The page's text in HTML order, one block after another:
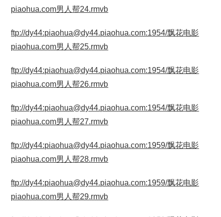
piaohua.com男人帮24.rmvb
ftp://dy44:piaohua@dy44.piaohua.com:1954/飘花电影
piaohua.com男人帮25.rmvb
ftp://dy44:piaohua@dy44.piaohua.com:1954/飘花电影
piaohua.com男人帮26.rmvb
ftp://dy44:piaohua@dy44.piaohua.com:1954/飘花电影
piaohua.com男人帮27.rmvb
ftp://dy44:piaohua@dy44.piaohua.com:1959/飘花电影
piaohua.com男人帮28.rmvb
ftp://dy44:piaohua@dy44.piaohua.com:1959/飘花电影
piaohua.com男人帮29.rmvb